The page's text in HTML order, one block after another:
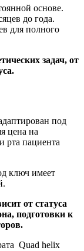
основе.
до года.
для полного
задач, от
под
цена на
рта пациента
ключ имеет
от статуса
подготовки к
Quad helix